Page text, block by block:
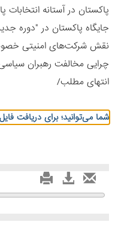
پاکستان در آستانه انتخابات
جایگاه پاکستان در "دوره
نقش شرکت‌های امنیتی
چرایی مخالفت رهبران
انتهای مطلب/
شما می‌توانید؛ برای دریافت